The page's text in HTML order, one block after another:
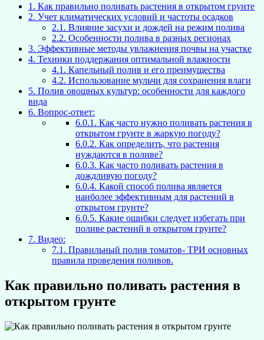
1. Как правильно поливать растения в открытом грунте
2. Учет климатических условий и частоты осадков
2.1. Влияние засухи и дождей на режим полива
2.2. Особенности полива в разных регионах
3. Эффективные методы увлажнения почвы на участке
4. Техники поддержания оптимальной влажности
4.1. Капельный полив и его преимущества
4.2. Использование мульчи для сохранения влаги
5. Полив овощных культур: особенности для каждого
вида
6. Вопрос-ответ:
6.0.1. Как часто нужно поливать растения в
открытом грунте в жаркую погоду?
6.0.2. Как определить, что растения
нуждаются в поливе?
6.0.3. Как часто поливать растения в
дождливую погоду?
6.0.4. Какой способ полива является
наиболее эффективным для растений в
открытом грунте?
6.0.5. Какие ошибки следует избегать при
поливе растений в открытом грунте?
7. Видео:
7.1. Правильный полив томатов- ТРИ основных
правила проведения поливов.
Как правильно поливать растения в
открытом грунте